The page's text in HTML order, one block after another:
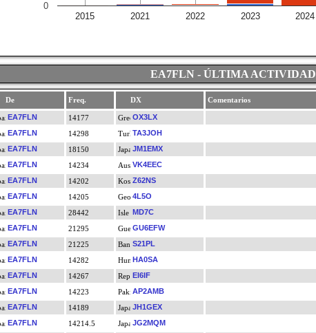
2015 2021 2022 2023 2024
0
EA7FLN - ÚLTIMA ACTIVIDAD
Freq. DX Comentarios
EA7FLN 14177 OX3LX
EA7FLN
14298 TA3JOH
EA7FLN
18150 JM1EMX
EA7FLN
14234 VK4EEC
EA7FLN
14202 Z62NS
EA7FLN
14205 4L5O
EA7FLN
28442 MD7C
EA7FLN
21295 GU6EFW
EA7FLN
21225 S21PL
EA7FLN
14282 HA0SA
EA7FLN
14267 EI6IF
EA7FLN
14223 AP2AMB
EA7FLN
14189 JH1GEX
EA7FLN
14214.5 JG2MQM